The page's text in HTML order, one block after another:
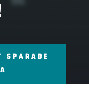
SPARADE